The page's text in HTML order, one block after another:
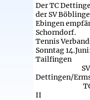
Der TC
der SV
Ebingen
Schorndorf.
Tennis
Sonntag
Tailfingen
SV
Dettingen/
TG
II